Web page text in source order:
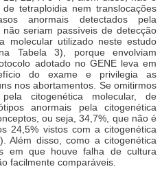
tetraploidia nem translocações
anormais detectados pela
seriam passíveis de detecção
molecular utilizado neste estudo
Tabela 3), porque envolviam
adotado no GENE leva em
do exame e privilegia as
nos abortamentos. Se omitirmos
citogenética molecular, de
anormais pela citogenética
ou seja, 34,7%, que não é
24,5% vistos com a citogenética
Além disso, como a citogenética
em que houve falha de cultura
facilmente comparáveis.